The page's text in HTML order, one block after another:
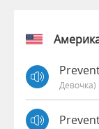
Девочка)